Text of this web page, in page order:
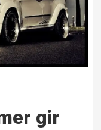
gir